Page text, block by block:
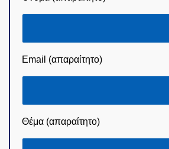
Email (απαραίτητο)
Θέμα (απαραίτητο)